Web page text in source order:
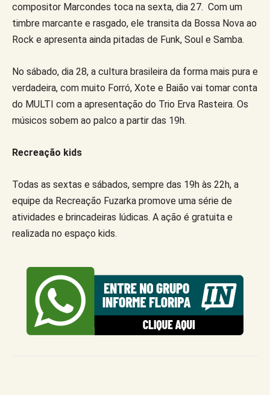
compositor Marcondes toca na sexta, dia 27. Com um
timbre marcante e rasgado, ele transita da Bossa Nova ao
Rock e apresenta ainda pitadas de Funk, Soul e Samba.
No sábado, dia 28, a cultura brasileira da forma mais pura e
verdadeira, com muito Forró, Xote e Baião vai tomar conta
do MULTI com a apresentação do Trio Erva Rasteira. Os
músicos sobem ao palco a partir das 19h.
Recreação kids
Todas as sextas e sábados, sempre das 19h às 22h, a
equipe da Recreação Fuzarka promove uma série de
atividades e brincadeiras lúdicas. A ação é gratuita e
realizada no espaço kids.